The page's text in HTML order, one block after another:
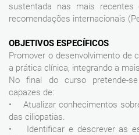
sustentada nas mais recentes
recomendações internacionais
OBJETIVOS ESPECÍFICOS
Promover o desenvolvimento de
a prática clínica, integrando a mais
No final do curso pretende-
capazes de:
• Atualizar conhecimentos
das ciliopatias.
• Identificar e descrever as